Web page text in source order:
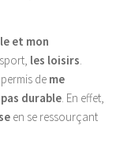
et mon
les loisirs.
de me
pas durable. En effet,
en se ressourçant